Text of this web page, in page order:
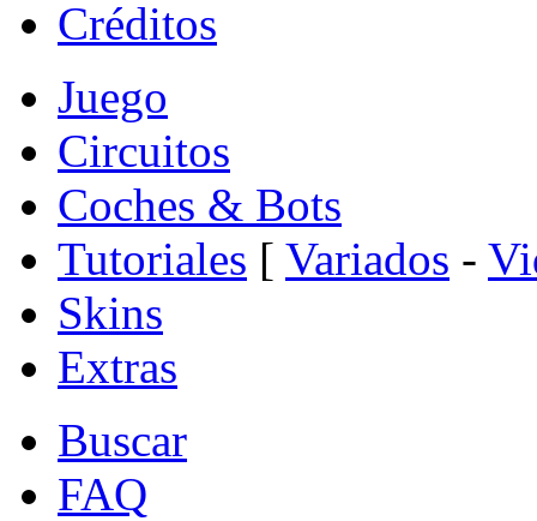
Créditos
Juego
Circuitos
Coches & Bots
Tutoriales [ Variados -
Skins
Extras
Buscar
FAQ